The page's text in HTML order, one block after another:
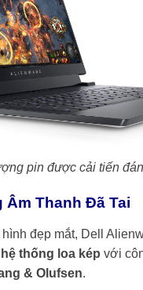
pin được cải tiến
Thanh Đã Tai
đẹp mắt, Dell
hệ thống loa kép với
& Olufsen.